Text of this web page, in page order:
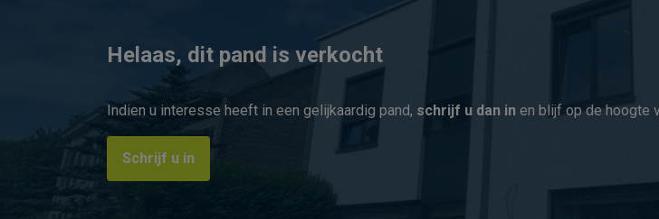
Helaas, dit pand is verkocht
Indien u interesse heeft in een gelijkaardig pand, schrijf u dan in en blijf op de hoogte
Schrijf u in